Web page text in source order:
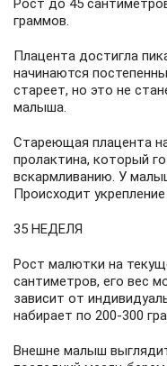
Рост до 45
граммов.
Плацента достигла
начинаются
стареет, но это не
малыша.
Стареющая плацента
пролактина, который
вскармливанию. У
Происходит
35 НЕДЕЛЯ
Рост малютки на
сантиметров, его вес
зависит от
набирает по 200-300
Внешне малыш